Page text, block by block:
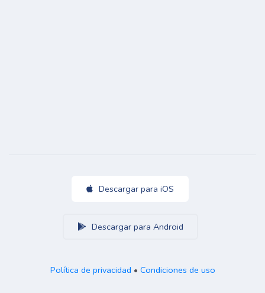
Descargar para iOS
Descargar para Android
Política de privacidad • Condiciones de uso